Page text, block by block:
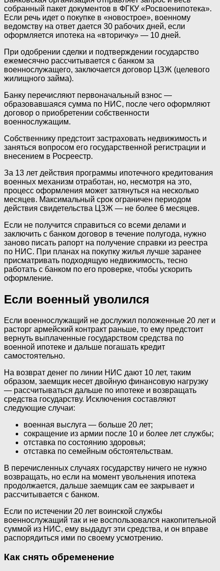
собранный пакет документов в ФГКУ «Росвоенипотека».
Если речь идет о покупке в «новострое», военному
ведомству на ответ дается 30 рабочих дней, если
оформляется ипотека на «вторичку» — 10 дней.
При одобрении сделки и подтверждении государство
ежемесячно рассчитывается с банком за
военнослужащего, заключается договор ЦЗЖ (целевого
жилищного займа).
Банку перечисляют первоначальный взнос —
образовавшаяся сумма по НИС, после чего оформляют
договор о приобретении собственности
военнослужащим.
Собственнику предстоит застраховать недвижимость и
заняться вопросом его государственной регистрации и
внесением в Росреестр.
За 13 лет действия программы ипотечного кредитования
военных механизм отработан, но, несмотря на это,
процесс оформления может затянуться на несколько
месяцев. Максимальный срок ограничен периодом
действия свидетельства ЦЗЖ — не более 6 месяцев.
Если не получится справиться со всеми делами и
заключить с банком договор в течение полугода, нужно
заново писать рапорт на получение справки из реестра
по НИС. При планах на покупку жилья лучше заранее
присматривать подходящую недвижимость, тесно
работать с банком по его проверке, чтобы ускорить
оформление.
Если военный уволился
Если военнослужащий не дослужил положенные 20 лет и
расторг армейский контракт раньше, то ему предстоит
вернуть выплаченные государством средства по
военной ипотеке и дальше погашать кредит
самостоятельно.
На возврат денег по линии НИС дают 10 лет, таким
образом, заемщик несет двойную финансовую нагрузку
— рассчитываться дальше по ипотеке и возвращать
средства государству. Исключения составляют
следующие случаи:
военная выслуга — больше 20 лет;
сокращение из армии после 10 и более лет службы;
отставка по состоянию здоровья;
отставка по семейным обстоятельствам.
В перечисленных случаях государству ничего не нужно
возвращать, но если на момент увольнения ипотека
продолжается, дальше заемщик сам ее закрывает и
рассчитывается с банком.
Если по истечении 20 лет воинской службы
военнослужащий так и не воспользовался накопительной
суммой из НИС, ему выдадут эти средства, и он вправе
распорядиться ими по своему усмотрению.
Как снять обременение